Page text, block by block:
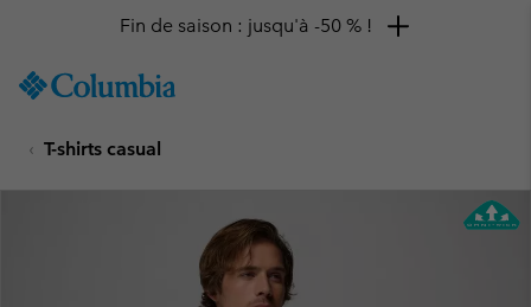
TO
SKIP
MAIN
Fin de saison : jusqu'à -50 % !
T-shirts casual